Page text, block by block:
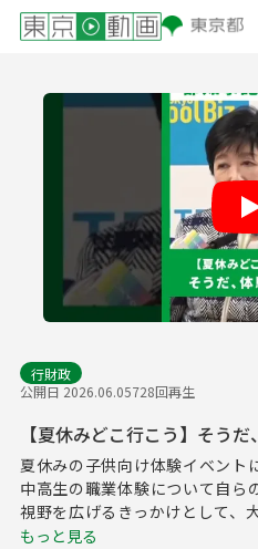
Play
行財政
公開日 2026.06.05728回再生
【夏休みどこ行こう】そう
夏休みの子供向け体験イベン
中高生の職業体験について自ら
視野を広げるきっかけとして、
もっと見る